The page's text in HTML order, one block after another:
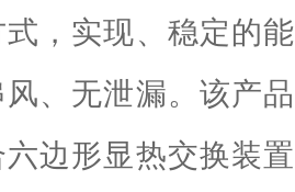
，实现、稳定的
、无泄漏。该产
边形显热交换装